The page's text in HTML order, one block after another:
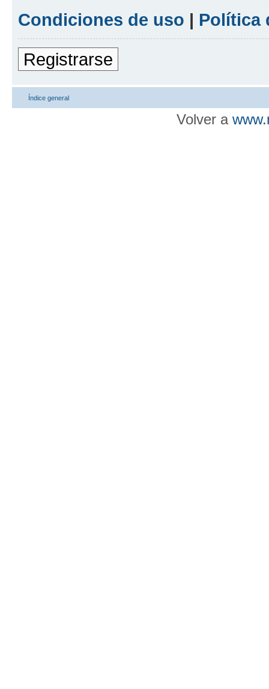
Condiciones de uso | Política
Registrarse
Índice general
Volver a